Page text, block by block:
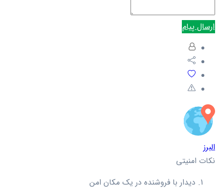
ارسال پیام
البرز
نکات امنیتی
دیدار با فروشنده در یک مکان امن